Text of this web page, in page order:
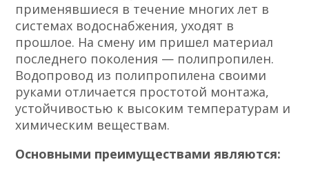
применявшиеся в течение многих лет в
системах водоснабжения, уходят в
прошлое. На смену им пришел материал
последнего поколения — полипропилен.
Водопровод из полипропилена своими
руками отличается простотой монтажа,
устойчивостью к высоким температурам и
химическим веществам.
Основными преимуществами являются: